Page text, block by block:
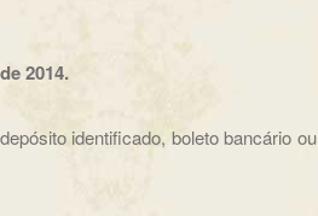
2014.
identificado, boleto bancário ou